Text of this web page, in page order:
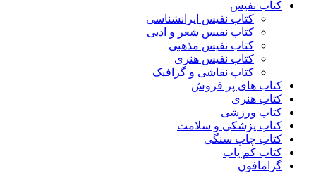
کتاب نفیس
کتاب نفیس ایرانشناسی
کتاب نفیس شعر و ادبی
کتاب نفیس مذهبی
کتاب نفیس هنری
کتاب نقاشی و گرافیک
کتاب های پر فروش
کتاب هنری
کتاب ورزشی
کتاب پزشکی و سلامت
کتاب چاپ سنگی
کتاب کم یاب
گرامافون